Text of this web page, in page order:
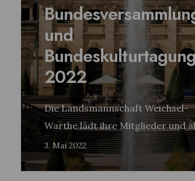
und
2022
Die Landsmannschaft Weichsel-
Warthe lädt ihre Mitglieder und
3. Mai 2022